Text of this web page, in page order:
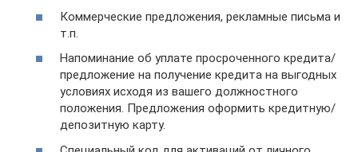
Коммерческие предложения, рекламные письма и
т.п.
Напоминание об уплате просроченного кредита/
предложение на получение кредита на выгодных
условиях исходя из вашего должностного
положения. Предложения оформить кредитную/
депозитную карту.